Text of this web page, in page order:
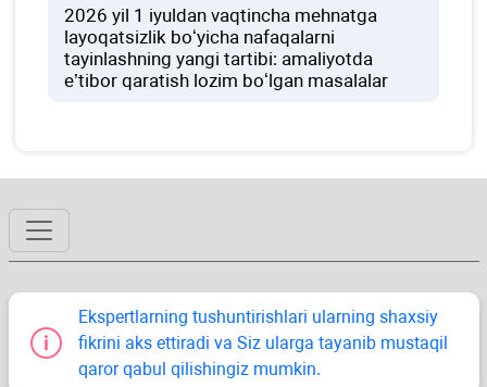
2026 yil 1 iyuldan vaqtincha mehnatga
layoqatsizlik boʻyicha nafaqalarni
tayinlashning yangi tartibi: amaliyotda
e’tibor qaratish lozim boʻlgan masalalar
Ekspertlarning tushuntirishlari ularning shaхsiy
fikrini aks ettiradi va Siz ularga tayanib mustaqil
qaror qabul qilishingiz mumkin.